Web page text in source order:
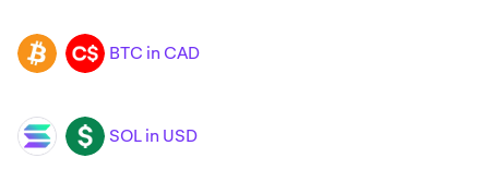
BTC CAD BTC in CAD
SOL USD SOL in USD